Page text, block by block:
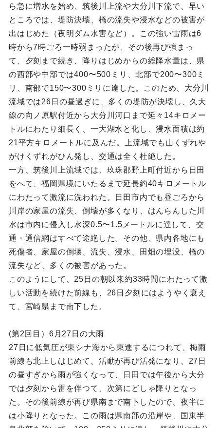
ら急に増水を始め、筑後川上流や大分川下流で、早い
ところでは、堤防決壊、橋の流失や浸水などの被害が
出はじめた（夜明ダム水害など）。この強い雷雨は6
時から7時ごろ一時弱まったが、その後再び強まっ
て、夕刻まで続き、降りはじめからの総降水量は、県
の西部や中部では400〜500ミリ、北部で200〜300ミ
リ、南部で150〜300ミリに達した。このため、大分川
流域では26日の昼過ぎに、多くの堤防が決壊し、久大
線の向ノ原駅付近から大分川河口まで延々14キロメー
トルにわたり細長く、一大湖水と化し、浸水面積は約
21平方キロメートルに及んだ。上流域でも山くずれや
がけくずれがひん発し、交通は全く杜絶した。
一方、筑後川上流域では、玖珠郡野上町付近から日田
をへて、福岡県境にいたるまで延長約40キロメートル
にわたって激流に洗われた。日田市内でも昼ごろから
川岸の家屋の流失、倒壊が多くなり、はんらんした川
水は市内に侵入し水深0.5〜1.5メートルに達して、交
通・通信網はすべて途絶した。その他、県内各地にも
死傷者、家屋の倒壊、流失、浸水、田畑の埋没、橋の
流失など、多くの被害があった。
このようにして、25日の朝以来約33時間にわたって激
しい活動を続けた前線も、26日夕刻にはようやく衰え
て、宮崎県まで南下した。
(第2回目）6月27日の大雨
27日に低気圧が東シナ海から東進するにつれて、梅雨
前線も北上しはじめて、活動が再び活発になり、27日
の昼すぎから雨が強くなって、日田では午後から大分
では夕刻から雷を伴つて、次第にどしゃ降りとなっ
た。その後前線が再び県南まで南下したので、夜半に
は小降りとなった。この雨は県南部の沿岸や、国東半